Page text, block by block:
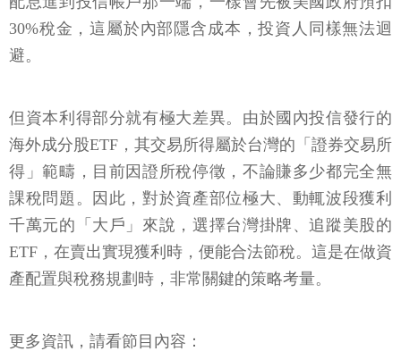
30%稅金，這屬於內部隱含成本，投資人同樣無法迴
避。
但資本利得部分就有極大差異。由於國內投信發行的
海外成分股ETF，其交易所得屬於台灣的「證券交易所
得」範疇，目前因證所稅停徵，不論賺多少都完全無
課稅問題。因此，對於資產部位極大、動輒波段獲利
千萬元的「大戶」來說，選擇台灣掛牌、追蹤美股的
ETF，在賣出實現獲利時，便能合法節稅。這是在做資
產配置與稅務規劃時，非常關鍵的策略考量。
更多資訊，請看節目內容：